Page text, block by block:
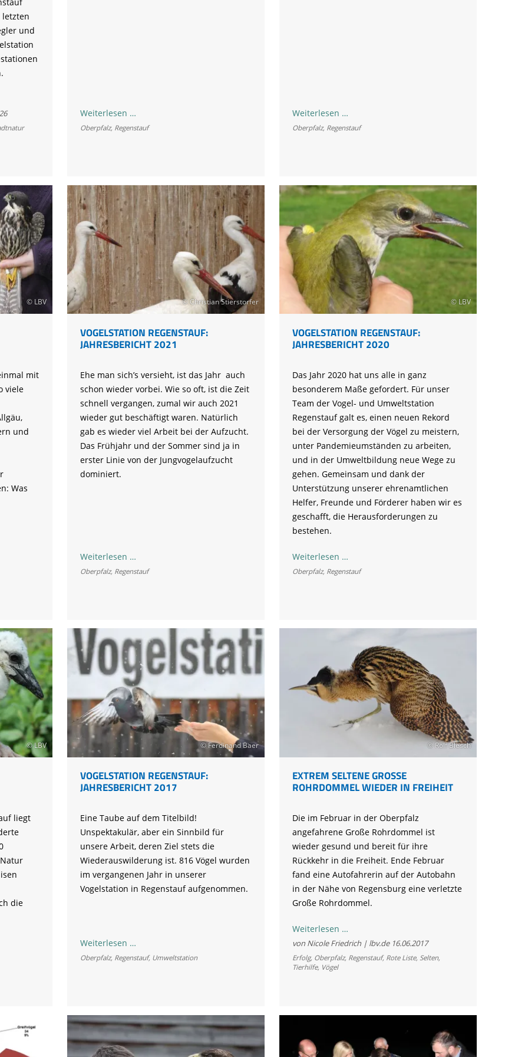
und
Weiterlesen …Vogelstation
Regenstauf:
Oberpfalz, Regenstauf
Weiterlesen …Vogelstation
Regenstauf:
Oberpfalz, Regenstauf
© LBV
mit
viele
und
Was
© Christian Stierstorfer
VOGELSTATION REGENSTAUF:
JAHRESBERICHT 2021
Ehe man sich’s versieht, ist das Jahr auch
schon wieder vorbei. Wie so oft, ist die Zeit
schnell vergangen, zumal wir auch 2021
wieder gut beschäftigt waren. Natürlich
gab es wieder viel Arbeit bei der Aufzucht.
Das Frühjahr und der Sommer sind ja in
erster Linie von der Jungvogelaufzucht
dominiert.
Weiterlesen …
Regenstauf:
Oberpfalz, Regenstauf
© LBV
VOGELSTATION REGENSTAUF:
JAHRESBERICHT 2020
Das Jahr 2020 hat uns alle in ganz
besonderem Maße gefordert. Für unser
Team der Vogel- und Umweltstation
Regenstauf galt es, einen neuen Rekord
bei der Versorgung der Vögel zu meistern,
unter Pandemieumständen zu arbeiten,
und in der Umweltbildung neue Wege zu
gehen. Gemeinsam und dank der
Unterstützung unserer ehrenamtlichen
Helfer, Freunde und Förderer haben wir es
geschafft, die Herausforderungen zu
bestehen.
Weiterlesen …
Regenstauf:
Oberpfalz, Regenstauf
© LBV
liegt
die
© Ferdinand Baer
VOGELSTATION REGENSTAUF:
JAHRESBERICHT 2017
Eine Taube auf dem Titelbild!
Unspektakulär, aber ein Sinnbild für
unsere Arbeit, deren Ziel stets die
Wiederauswilderung ist. 816 Vögel wurden
im vergangenen Jahr in unserer
Vogelstation in Regenstauf aufgenommen.
Weiterlesen …Vogelstation
Regenstauf:
Oberpfalz, Regenstauf, Umweltstation
© Rolf Blesch
EXTREM SELTENE GROSSE R
OHRDOMMEL WIEDER IN FREIHEIT
Die im Februar in der Oberpfalz
angefahrene Große Rohrdommel ist
wieder gesund und bereit für ihre
Rückkehr in die Freiheit. Ende Februar
fand eine Autofahrerin auf der Autobahn
in der Nähe von Regensburg eine verletzte
Große Rohrdommel.
Weiterlesen …Extrem
seltene
Große
Freiheit
von Nicole Friedrich | lbv.de 16.06.2017
Erfolg, Oberpfalz, Regenstauf, Rote Liste, Selten,
Tierhilfe, Vögel